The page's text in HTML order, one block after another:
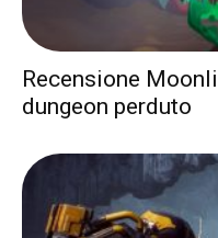
Recensione
dungeon perduto